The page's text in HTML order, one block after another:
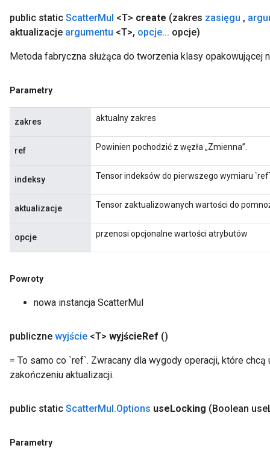
public static ScatterMul <T> create (zakres zasięgu ,
aktualizacje argumentu <T>, opcje... opcje)
Metoda fabryczna służąca do tworzenia klasy opakowującej
Parametry
zakres aktualny zakres
ref Powinien pochodzić z węzła „Zmienna”.
indeksy Tensor indeksów do pierwszego wymiaru
aktualizacje Tensor zaktualizowanych wartości do
opcje przenosi opcjonalne wartości atrybutów
Powroty
nowa instancja ScatterMul
publiczne wyjście <T> wyjścieRef ()
= To samo co `ref`. Zwracany dla wygody operacji, które
zakończeniu aktualizacji.
public static ScatterMul.Options useLocking (Boolean use
Parametry